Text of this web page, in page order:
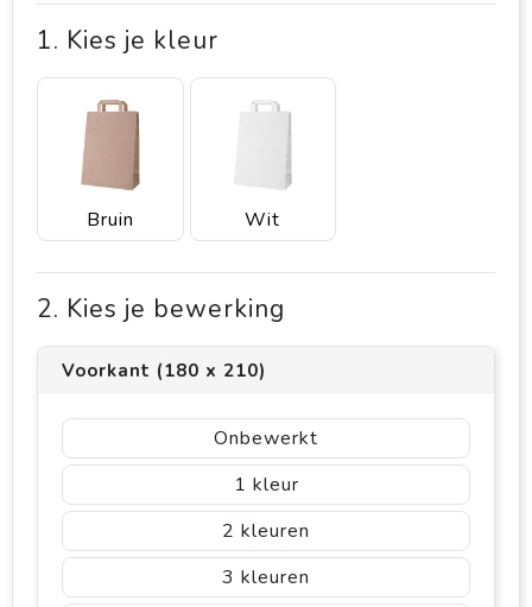
1. Kies je kleur
Bruin Wit
2. Kies je bewerking
Voorkant (180 x 210)
Onbewerkt
1
2
3